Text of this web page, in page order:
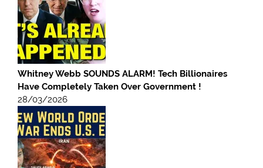
Whitney Webb SOUNDS ALARM! Tech Billionaires
Have Completely Taken Over Government !
28/03/2026